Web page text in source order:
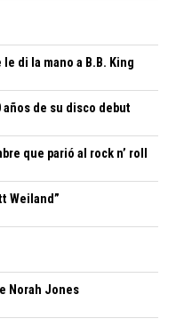
di la mano a B.B. King
años de su disco debut
que parió al rock n’ roll
Weiland”
Norah Jones